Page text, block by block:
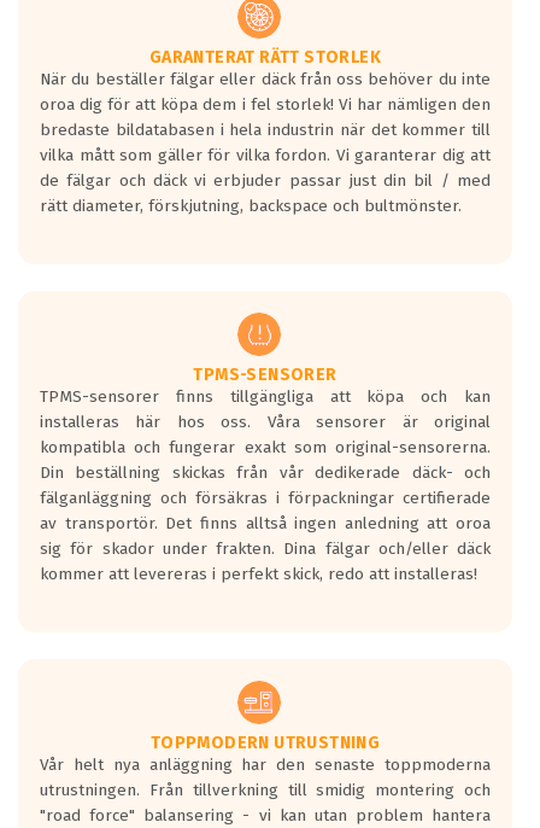
Vid körning i över 50km/h brukar
rullmotståndets ljud överträffa
motorljudet.
På däckmärkningen kommer det finnas
en symbol av ett däck med vågar. Hög
bullernivå markeras med svarta vågor
medans de vita vågorna påvisar om det är
ett tyst däck.
regelverket som introduceras år 2016.
Ett däck med två svarta vågor är redan
godkända för år 2016 nya regelverk.
Ett däck med en svart våg kommer vara
minst tre decibel tystare än det
regelverk som börjar gälla 2016.
GARANTERAT RÄTT STORLEK
När du beställer fälgar eller däck från oss behöver du inte
oroa dig för att köpa dem i fel storlek! Vi har nämligen den
bredaste bildatabasen i hela industrin när det kommer till
vilka mått som gäller för vilka fordon. Vi garanterar dig att
de fälgar och däck vi erbjuder passar just din bil / med
rätt diameter, förskjutning, backspace och bultmönster.
TPMS-SENSORER
TPMS-sensorer finns tillgängliga att köpa och kan
installeras här hos oss. Våra sensorer är original
kompatibla och fungerar exakt som original-sensorerna.
Din beställning skickas från vår dedikerade däck- och
fälganläggning och försäkras i förpackningar certifierade
av transportör. Det finns alltså ingen anledning att oroa
sig för skador under frakten. Dina fälgar och/eller däck
kommer att levereras i perfekt skick, redo att installeras!
TOPPMODERN UTRUSTNING
Vår helt nya anläggning har den senaste toppmoderna
utrustningen. Från tillverkning till smidig montering och
"road force" balansering - vi kan utan problem hantera